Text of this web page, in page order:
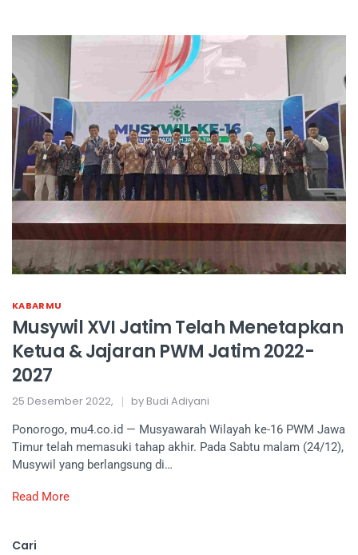
KABARMU
Musywil XVI Jatim Telah Menetapkan
Ketua & Jajaran PWM Jatim 2022-
2027
25 Desember 2022, by Budi Adiyani
Ponorogo, mu4.co.id — Musyawarah Wilayah ke-16 PWM Jawa
Timur telah memasuki tahap akhir. Pada Sabtu malam (24/12),
Musywil yang berlangsung di…
Read More
Cari